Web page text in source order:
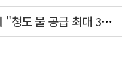
박권현 청도군수, 국무총리에 "청도 물 공급 최대 3만t 늘려달라"